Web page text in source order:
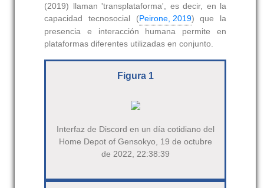
(2019) llaman 'transplataforma', es decir, en la
capacidad tecnosocial (Peirone, 2019) que la
presencia e interacción humana permite en
plataformas diferentes utilizadas en conjunto.
Figura 1
Interfaz de Discord en un día cotidiano del
Home Depot of Gensokyo, 19 ‎de ‎octubre
‎de ‎2022, ‏‎22:38:39